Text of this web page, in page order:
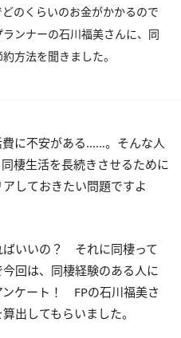
のくらいのお金がかかるので
ンナーの石川福美さんに、同
方法を聞きました。
に不安がある……。そんな人
棲生活を長続きさせるために
しておきたい問題ですよ
ばいいの？ それに同棲って
回は、同棲経験のある人に
ンケート！ FPの石川福美さ
出してもらいました。